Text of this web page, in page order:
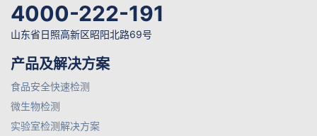
4000-222-191
山东省日照高新区昭阳北路69号
产品及解决方案
食品安全快速检测
微生物检测
实验室检测解决方案